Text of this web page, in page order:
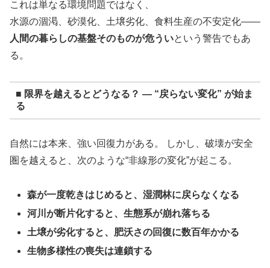
これは単なる環境問題ではなく、
水源の涸渇、砂漠化、土壌劣化、食料生産の不安定化――
人間の暮らしの基盤そのものが危ういという警告でもあ
る。
■ 限界を越えるとどうなる？ ― “戻らない変化” が始ま
る
自然には本来、強い回復力がある。 しかし、破壊が安全
圏を越えると、次のような“非線形の変化”が起こる。
森が一度乾きはじめると、湿潤林に戻らなくなる
河川が断片化すると、生態系が崩れ落ちる
土壌が劣化すると、肥沃さの回復に数百年かかる
生物多様性の喪失は連鎖する